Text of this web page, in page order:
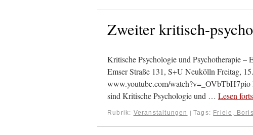
Zweiter kritisch-
Kritische Psychologie und Psychotherapie
Emser Straße 131, S+U Neukölln Freitag,
www.youtube.com/watch?v=_OVbTbH7pio
sind Kritische Psychologie und … Lesen
Rubrik: Veranstaltungen | Tags: Friele, Boris